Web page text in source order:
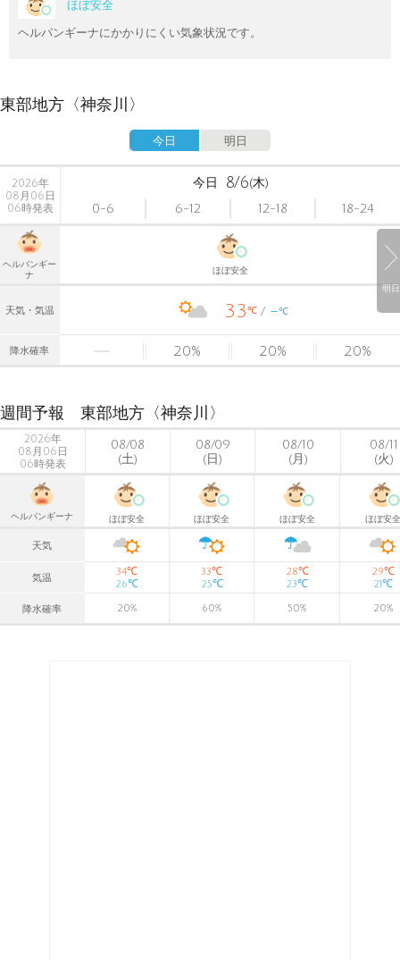
ほぼ安全
ヘルパンギーナにかかりにくい気象状況です。
東部地方〈神奈川〉
今日 明日
明日
2026年
08月06日
06時発表
今日 8/6(木)
0-6
6-12 12-18 18-24
ヘルパンギー
ナ
ほぼ安全
天気・気温 33℃ -℃
降水確率 20% 20% 20%
週間予報 東部地方〈神奈川〉
2026年
08月06日
06時発表
08/08
(土)
08/09
(日)
08/10
(月)
08/11
(火)
ヘルパンギーナ ほぼ安全 ほぼ安全 ほぼ安全 ほぼ安全
天気
気温
34℃
26℃
33℃
25℃
28℃
23℃
29℃
21℃
降水確率 20% 60% 50% 20%